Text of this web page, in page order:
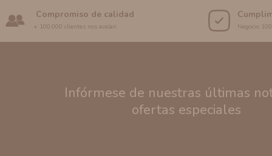
Compromiso de calidad
+ 100.000 clientes nos avalan Negocio
Infórmese de nuestras últimas
ofertas especiales